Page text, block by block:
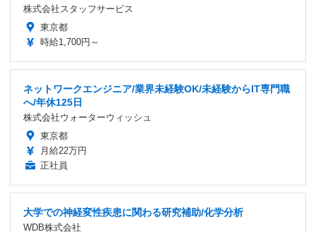
株式会社スタッフサービス
東京都
時給1,700円～
ネットワークエンジニア/業界未経験OK/未経験からIT専門職
へ/年休125日
株式会社ウォーターウィッシュ
東京都
月給22万円
正社員
大学での神経変性疾患に関わる研究補助/化学分析
WDB株式会社